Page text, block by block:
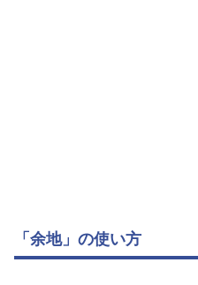
「余地」の使い方